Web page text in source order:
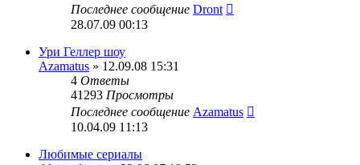
Последнее сообщение Dront
28.07.09 00:13
Ури Геллер шоу
Azamatus » 12.09.08 15:31
4 Ответы
41293 Просмотры
Последнее сообщение Azamatus
10.04.09 11:13
Любимые сериалы